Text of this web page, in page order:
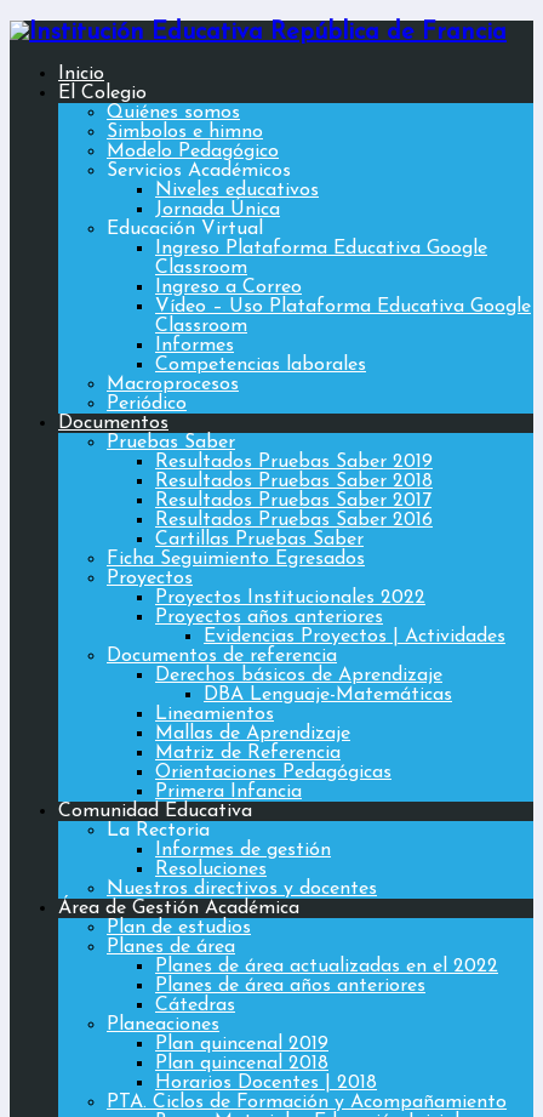
Inicio
El Colegio
Quiénes somos
Simbolos e himno
Modelo Pedagógico
Servicios Académicos
Niveles educativos
Jornada Única
Educación Virtual
Ingreso Plataforma Educativa Google
Classroom
Ingreso a Correo
Vídeo – Uso Plataforma Educativa Google
Classroom
Informes
Competencias laborales
Macroprocesos
Periódico
Documentos
Pruebas Saber
Resultados Pruebas Saber 2019
Resultados Pruebas Saber 2018
Resultados Pruebas Saber 2017
Resultados Pruebas Saber 2016
Cartillas Pruebas Saber
Ficha Seguimiento Egresados
Proyectos
Proyectos Institucionales 2022
Proyectos años anteriores
Evidencias Proyectos | Actividades
Documentos de referencia
Derechos básicos de Aprendizaje
DBA Lenguaje-Matemáticas
Lineamientos
Mallas de Aprendizaje
Matriz de Referencia
Orientaciones Pedagógicas
Primera Infancia
Comunidad Educativa
La Rectoria
Informes de gestión
Resoluciones
Nuestros directivos y docentes
Área de Gestión Académica
Plan de estudios
Planes de área
Planes de área actualizadas en el 2022
Planes de área años anteriores
Cátedras
Planeaciones
Plan quincenal 2019
Plan quincenal 2018
Horarios Docentes | 2018
PTA. Ciclos de Formación y Acompañamiento